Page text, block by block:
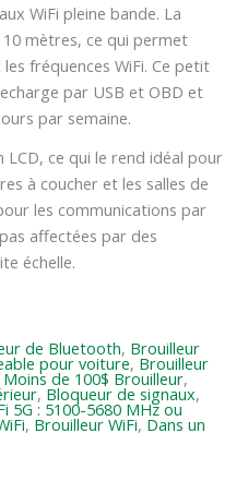
WiFi pleine bande. La
mètres, ce qui permet
fréquences WiFi. Ce petit
par USB et OBD et
par semaine.
ce qui le rend idéal pour
à coucher et les salles de
les communications par
affectées par des
échelle.
de Bluetooth, Brouilleur
pour voiture, Brouilleur
Moins de 100$ Brouilleur,
, Bloqueur de signaux,
5G : 5100-5680 MHz ou
, Brouilleur WiFi, Dans un